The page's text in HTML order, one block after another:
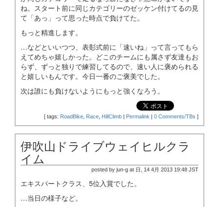
ね。スタート前に同じカテゴリーのゼッケン付けてるの見
て「あっ」って思った時点で負けてた。
もっと精進します。
…などといいつつ、表彰式前に「速いね」って言ってもら
えてめちゃ嬉しかった。どこのチームにも属さず友達もお
らず、ずっと独りで練習してるので、速い人に褒められる
と嬉しいもんです。今日一番のご褒美でした。
次は誰にも負けないようにもっと強くなろう。
[ tags: RoadBike Race HillClimb Permalink 0 Comments/TBs ]
伊吹山ドライブウェイヒルクラ
イム
posted by jun-g at 日, 14 4月 2013 19:48 JST
エキスパートクラス、5位入賞でした。
…当日の様子など。